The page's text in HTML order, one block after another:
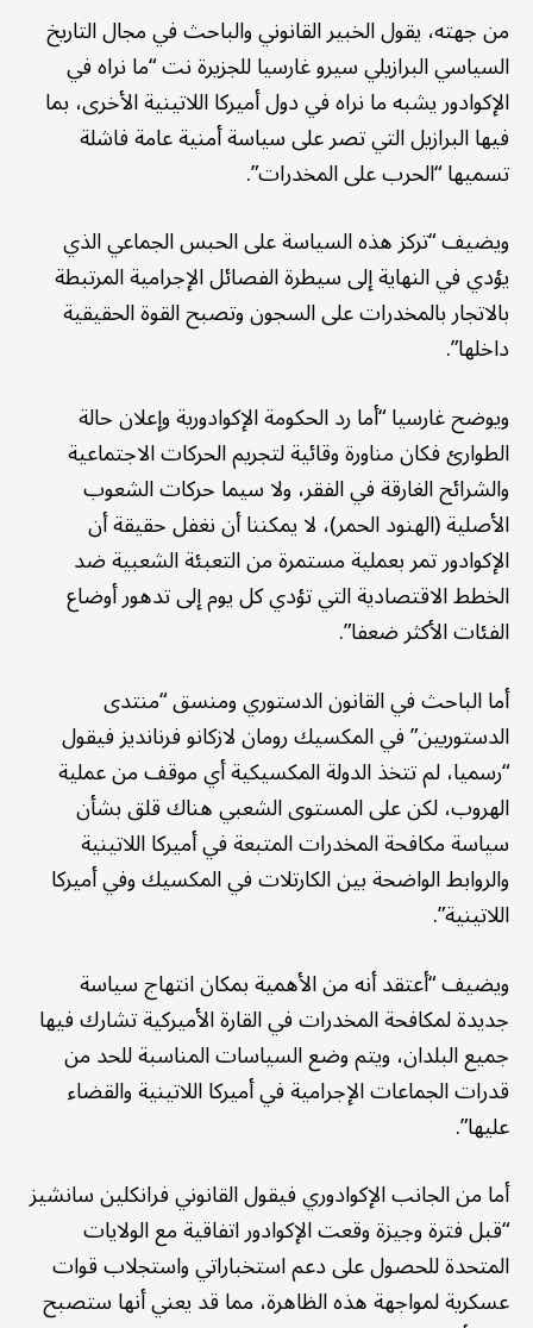
من جهته، يقول الخبير القانوني والباحث في مجال التاريخ
السياسي البرازيلي سيرو غارسيا للجزيرة نت “ما نراه في
الإكوادور يشبه ما نراه في دول أميركا اللاتينية الأخرى، بما
فيها البرازيل التي تصر على سياسة أمنية عامة فاشلة
تسميها “الحرب على المخدرات”.
ويضيف “تركز هذه السياسة على الحبس الجماعي الذي
يؤدي في النهاية إلى سيطرة الفصائل الإجرامية المرتبطة
بالاتجار بالمخدرات على السجون وتصبح القوة الحقيقية
داخلها”.
ويوضح غارسيا “أما رد الحكومة الإكوادورية وإعلان حالة
الطوارئ فكان مناورة وقائية لتجريم الحركات الاجتماعية
والشرائح الغارقة في الفقر، ولا سيما حركات الشعوب
الأصلية (الهنود الحمر)، لا يمكننا أن نغفل حقيقة أن
الإكوادور تمر بعملية مستمرة من التعبئة الشعبية ضد
الخطط الاقتصادية التي تؤدي كل يوم إلى تدهور أوضاع
الفئات الأكثر ضعفا”.
أما الباحث في القانون الدستوري ومنسق “منتدى
الدستوريين” في المكسيك رومان لازكانو فرنانديز فيقول
“رسميا، لم تتخذ الدولة المكسيكية أي موقف من عملية
الهروب، لكن على المستوى الشعبي هناك قلق بشأن
سياسة مكافحة المخدرات المتبعة في أميركا اللاتينية
والروابط الواضحة بين الكارتلات في المكسيك وفي أميركا
اللاتينية”.
ويضيف “أعتقد أنه من الأهمية بمكان انتهاج سياسة
جديدة لمكافحة المخدرات في القارة الأميركية تشارك فيها
جميع البلدان، ويتم وضع السياسات المناسبة للحد من
قدرات الجماعات الإجرامية في أميركا اللاتينية والقضاء
عليها”.
أما من الجانب الإكوادوري فيقول القانوني فرانكلين سانشيز
“قبل فترة وجيزة وقعت الإكوادور اتفاقية مع الولايات
المتحدة للحصول على دعم استخباراتي واستجلاب قوات
عسكرية لمواجهة هذه الظاهرة، مما قد يعني أنها ستصبح